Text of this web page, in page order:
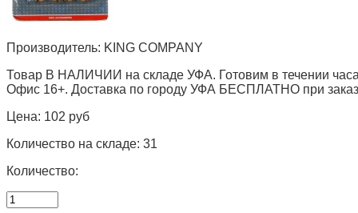
Производитель: KING COMPANY
Товар В НАЛИЧИИ на складе УФА. Готовим в течении
Офис 16+. Доставка по городу УФА БЕСПЛАТНО при
Цена: 102 руб
Количество на складе: 31
Количество: